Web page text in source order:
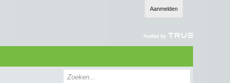
Aanmelden